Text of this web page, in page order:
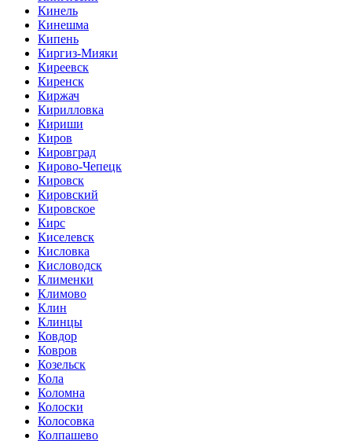
Кинель
Кинешма
Кипень
Киргиз-Мияки
Киреевск
Киренск
Киржач
Кирилловка
Кириши
Киров
Кировград
Кирово-Чепецк
Кировск
Кировский
Кировское
Кирс
Киселевск
Кисловка
Кисловодск
Клименки
Климово
Клин
Клинцы
Ковдор
Ковров
Козельск
Кола
Коломна
Колоски
Колосовка
Колпашево